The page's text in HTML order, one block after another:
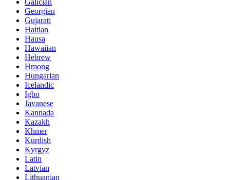
Galician
Georgian
Gujarati
Haitian
Hausa
Hawaiian
Hebrew
Hmong
Hungarian
Icelandic
Igbo
Javanese
Kannada
Kazakh
Khmer
Kurdish
Kyrgyz
Latin
Latvian
Lithuanian